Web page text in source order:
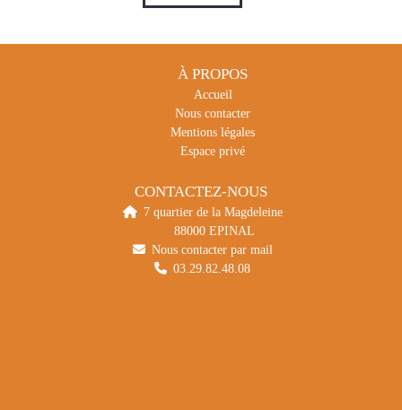
À PROPOS
Accueil
Nous contacter
Mentions légales
Espace privé
CONTACTEZ-NOUS
7 quartier de la Magdeleine
88000 EPINAL
Nous contacter par mail
03.29.82.48.08